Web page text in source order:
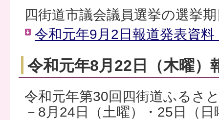
四街道市議会議員選挙の選挙
令和元年9月2日報道発表資
令和元年8月22日（木曜）
令和元年第30回四街道ふるさ
－8月24日（土曜）・25日（